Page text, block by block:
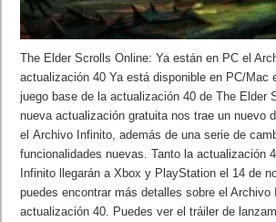
The Elder Scrolls Online: Ya están en PC el
actualización 40 Ya está disponible en PC/Mac
juego base de la actualización 40 de The Elder
nueva actualización gratuita nos trae un nuevo
el Archivo Infinito, además de una serie de
funcionalidades nuevas. Tanto la actualización
Infinito llegarán a Xbox y PlayStation el 14 de
puedes encontrar más detalles sobre el Archivo
actualización 40. Puedes ver el tráiler de